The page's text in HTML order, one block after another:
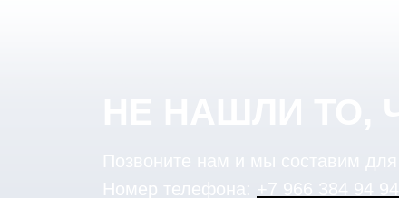
Номер телефона: +7 966 384 94 94